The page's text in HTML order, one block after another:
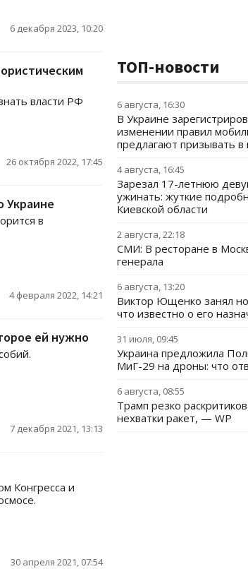
6 декабря 2023, 10:20
власти РФ
26 октября 2022, 17:45
Украине
в
4 февраля 2022, 14:21
ей нужно
7 декабря 2021, 13:13
Конгресса и
30 апреля 2021, 07:54
ТОП-новости
6 августа, 16:30
В Украине
изменении правил
предлагают призывать
4 августа, 16:45
Зарезал 17-летнюю
ужинать: жуткие
Киевской области
2 августа, 22:18
СМИ: В ресторане в
генерала
6 августа, 13:20
Виктор Ющенко занял
что известно о его
31 июля, 09:45
Украина предложила
МиГ-29 на дроны: что
6 августа, 08:55
Трамп резко
нехватки ракет, — WP